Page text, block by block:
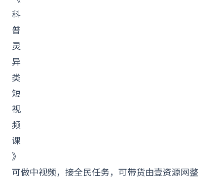
科
普
灵
异
类
短
视
频
课
》
可做中视频，接全民任务，可带货由壹资源网整